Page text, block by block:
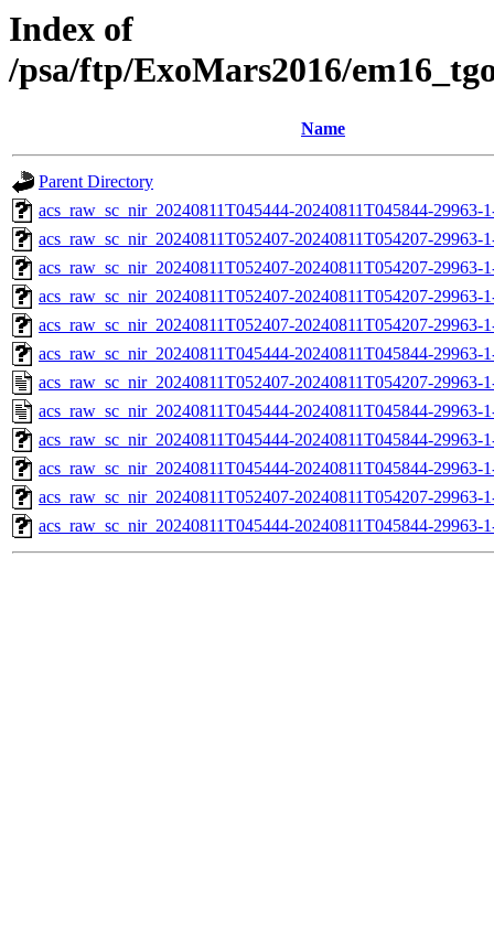
Index of
/psa/ftp/ExoMars2016/
Name
Parent Directory
acs_raw_sc_nir_20240811T045444-20240811T045844-29963-
acs_raw_sc_nir_20240811T052407-20240811T054207-29963-
acs_raw_sc_nir_20240811T052407-20240811T054207-29963-
acs_raw_sc_nir_20240811T052407-20240811T054207-29963-
acs_raw_sc_nir_20240811T052407-20240811T054207-29963-
acs_raw_sc_nir_20240811T045444-20240811T045844-29963-
acs_raw_sc_nir_20240811T052407-20240811T054207-29963-
acs_raw_sc_nir_20240811T045444-20240811T045844-29963-
acs_raw_sc_nir_20240811T045444-20240811T045844-29963-
acs_raw_sc_nir_20240811T045444-20240811T045844-29963-
acs_raw_sc_nir_20240811T052407-20240811T054207-29963-
acs_raw_sc_nir_20240811T045444-20240811T045844-29963-